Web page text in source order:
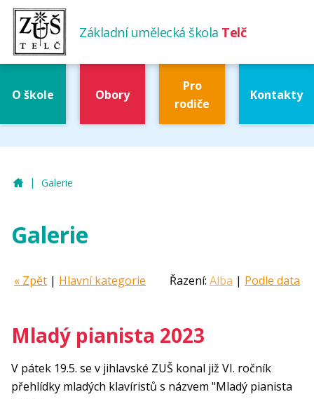
Základní umělecká škola Telč
O škole Obory
Pro
rodiče
Kontakty
ZUŠ Telč
| Galerie
Galerie
Řazení: Alba | Podle data
« Zpět | Hlavní kategorie
Mladý pianista 2023
V pátek 19.5. se v jihlavské ZUŠ konal již VI. ročník
přehlídky mladých klavíristů s názvem "Mladý pianista